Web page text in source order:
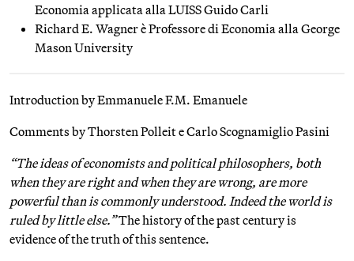
Economia applicata alla LUISS Guido Carli
Richard E. Wagner è Professore di Economia alla George
Mason University
Introduction by Emmanuele F.M. Emanuele
Comments by Thorsten Polleit e Carlo Scognamiglio Pasini
“The ideas of economists and political philosophers, both
when they are right and when they are wrong, are more
powerful than is commonly understood. Indeed the world is
ruled by little else.”The history of the past century is
evidence of the truth of this sentence.